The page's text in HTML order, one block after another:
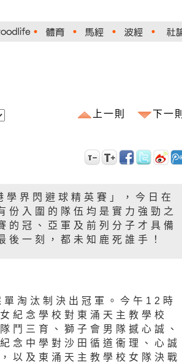
上一則 下一則
界閃避球精英賽」，今日在
份入圍的隊伍均是實力強勁之
的冠、亞軍及前列分子才具備
後一刻，都未知鹿死誰手！
淘汰制決出冠軍。今午12時
紀念學校對東涌天主教學校
鬥三育、獅子會男隊撼心誠、
念中學對沙田循道衞理、心誠
以及東涌天主教學校女隊決戰